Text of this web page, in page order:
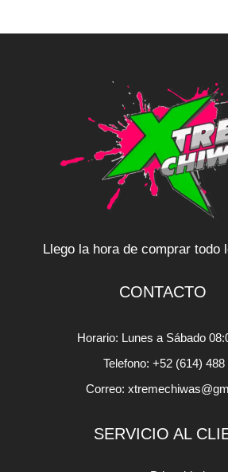
Llego la hora de comprar todo
CONTACTO
Horario: Lunes a Sábado
Telefono: +52 (614) 488
Correo:
SERVICIO AL